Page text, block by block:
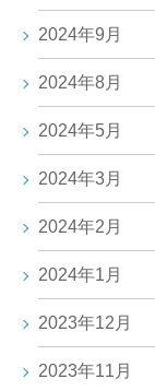
2024年9月
2024年8月
2024年5月
2024年3月
2024年2月
2024年1月
2023年12月
2023年11月